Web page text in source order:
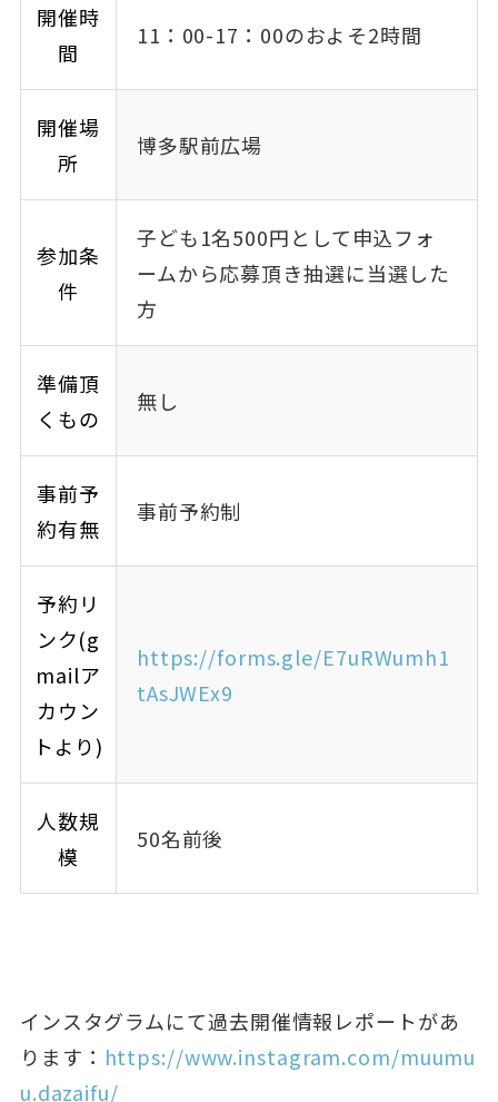
開催時
間
11：00-17：00のおよそ2時間
開催場
所
博多駅前広場
参加条
件
子ども1名500円として申込フォ
ームから応募頂き抽選に当選した
方
準備頂
くもの
無し
事前予
約有無
事前予約制
予約リ
ンク(g
mailア
カウン
トより)
https://forms.gle/E7uRWumh1
tAsJWEx9
人数規
模
50名前後
インスタグラムにて過去開催情報レポートがあ
ります： https://www.instagram.com/muumu
u.dazaifu/